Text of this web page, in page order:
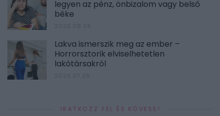
legyen az pénz, önbizalom vagy belső
béke
Lakva ismerszik meg az ember –
Horrorsztorik elviselhetetlen
lakótársakról
2026.07.29.
IRATKOZZ FEL ÉS KÖVESS!